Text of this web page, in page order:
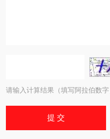
请输入计算结果（填写阿拉伯数